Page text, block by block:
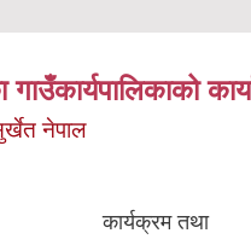
गाउँकार्यपालिकाको
नेपाल
कार्यक्रम तथा